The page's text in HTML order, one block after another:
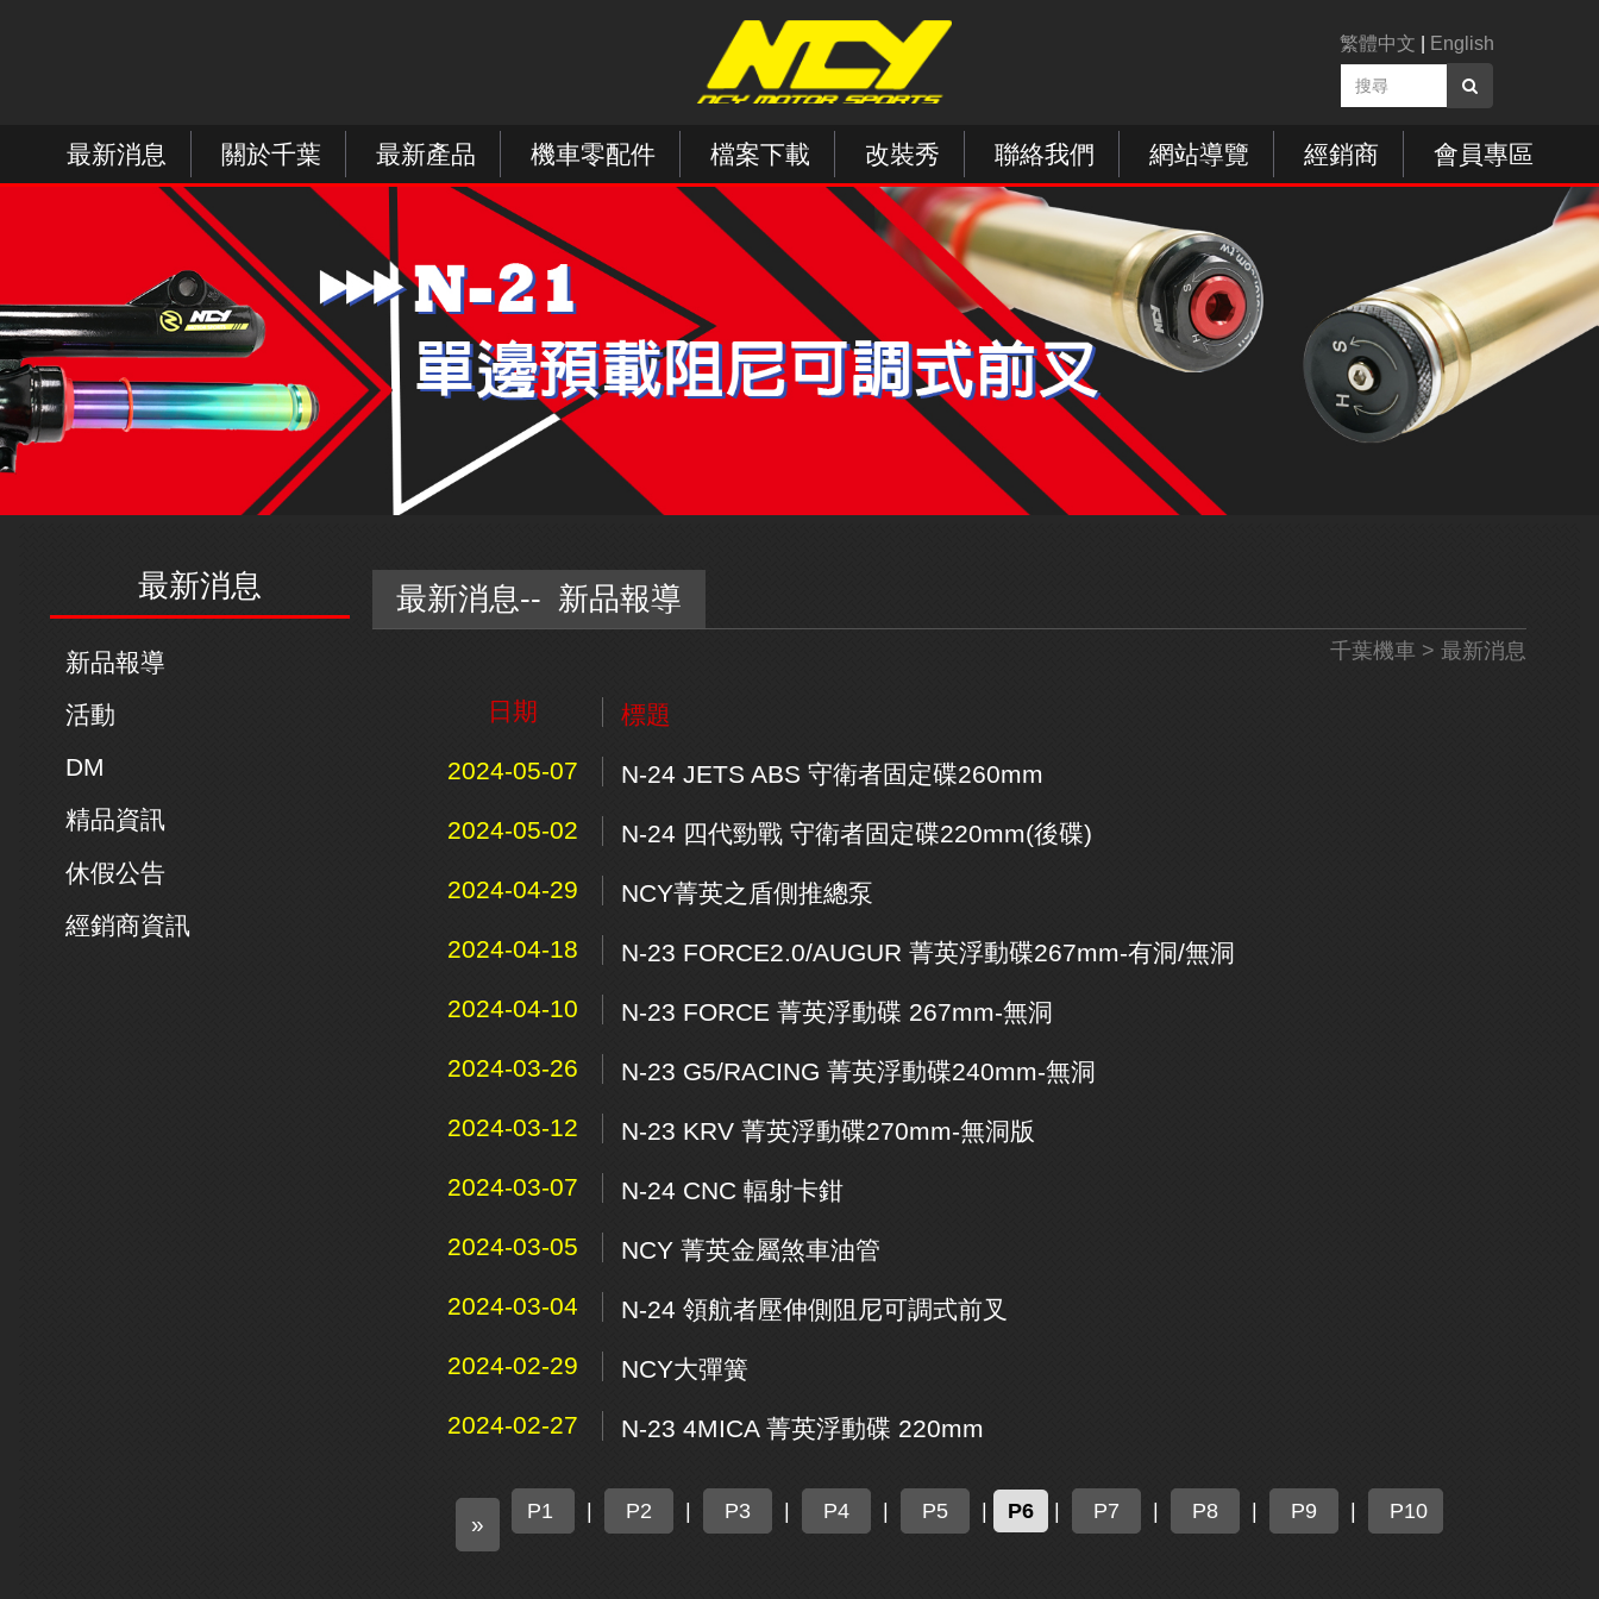
繁體中文 English
最新消息 關於千葉 最新產品 機車零配件 檔案下載 改裝秀 聯絡我們 網站導覽 經銷商 會員專區
最新消息
新品報導
活動
DM
精品資訊
休假公告
經銷商資訊
最新消息-- 新品報導
千葉機車 > 最新消息
日期
標題
2024-05-07
N-24 JETS ABS 守衛者固定碟260mm
2024-05-02
N-24 四代勁戰 守衛者固定碟220mm(後碟)
2024-04-29
NCY菁英之盾側推總泵
2024-04-18
N-23 FORCE2.0/AUGUR 菁英浮動碟267mm-有洞/無洞
2024-04-10
N-23 FORCE 菁英浮動碟 267mm-無洞
2024-03-26
N-23 G5/RACING 菁英浮動碟240mm-無洞
2024-03-12
N-23 KRV 菁英浮動碟270mm-無洞版
2024-03-07
N-24 CNC 輻射卡鉗
2024-03-05
NCY 菁英金屬煞車油管
2024-03-04
N-24 領航者壓伸側阻尼可調式前叉
2024-02-29
NCY大彈簧
2024-02-27
N-23 4MICA 菁英浮動碟 220mm
P1 P2 P3 P4 P5 P6 P7 P8 P9 P10
»N
e